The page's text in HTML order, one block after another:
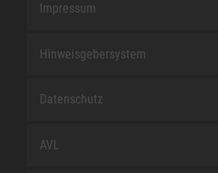
Impressum
Hinweisgebersystem
Datenschutz
AVL